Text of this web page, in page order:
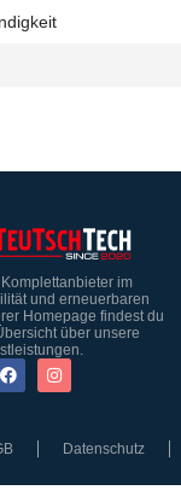
im
und erneuerbaren
Homepage findest du
über unsere
Datenschutz